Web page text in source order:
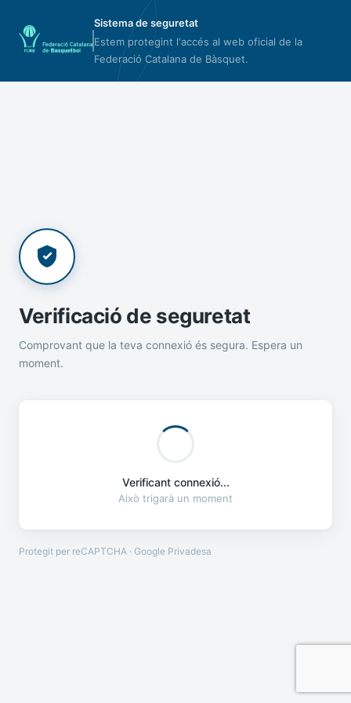
Sistema de seguretat
Estem protegint l'accés al web oficial de la
Federació Catalana de Bàsquet.
Verificació de seguretat
Comprovant que la teva connexió és segura. Espera un
moment.
Verificant connexió...
Això trigarà un moment
Protegit per reCAPTCHA · Google Privadesa